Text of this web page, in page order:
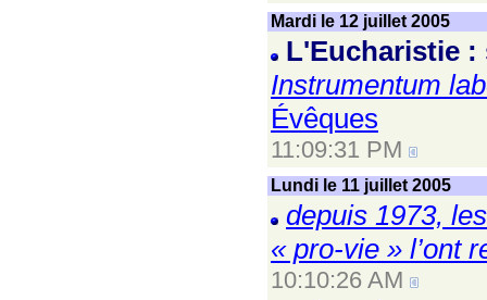
Mardi le 12 juillet 2005
L'Eucharistie :
Instrumentum
Évêques
11:09:31 PM
Lundi le 11 juillet 2005
depuis 1973,
« pro-vie » l’ont
10:10:26 AM